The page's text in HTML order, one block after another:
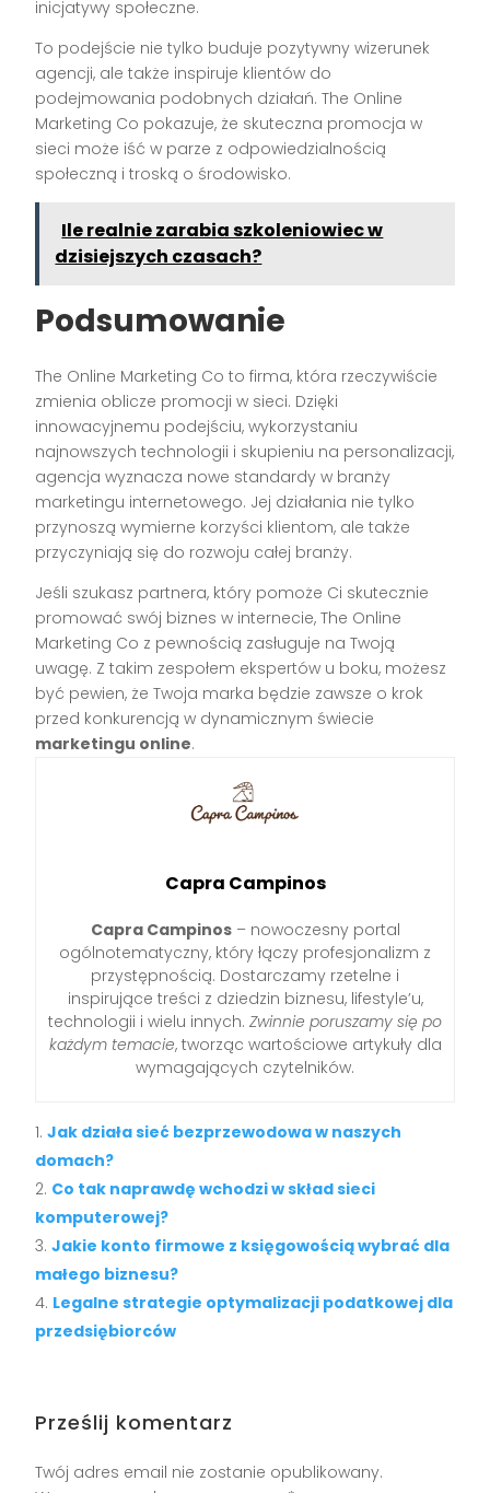
inicjatywy społeczne.
To podejście nie tylko buduje pozytywny wizerunek
agencji, ale także inspiruje klientów do
podejmowania podobnych działań. The Online
Marketing Co pokazuje, że skuteczna promocja w
sieci może iść w parze z odpowiedzialnością
społeczną i troską o środowisko.
Ile realnie zarabia szkoleniowiec w
dzisiejszych czasach?
Podsumowanie
The Online Marketing Co to firma, która rzeczywiście
zmienia oblicze promocji w sieci. Dzięki
innowacyjnemu podejściu, wykorzystaniu
najnowszych technologii i skupieniu na personalizacji,
agencja wyznacza nowe standardy w branży
marketingu internetowego. Jej działania nie tylko
przynoszą wymierne korzyści klientom, ale także
przyczyniają się do rozwoju całej branży.
Jeśli szukasz partnera, który pomoże Ci skutecznie
promować swój biznes w internecie, The Online
Marketing Co z pewnością zasługuje na Twoją
uwagę. Z takim zespołem ekspertów u boku, możesz
być pewien, że Twoja marka będzie zawsze o krok
przed konkurencją w dynamicznym świecie
marketingu online.
Capra Campinos
Capra Campinos– nowoczesny portal
ogólnotematyczny, który łączy profesjonalizm z
przystępnością. Dostarczamy rzetelne i
inspirujące treści z dziedzin biznesu, lifestyle’u,
technologii i wielu innych. Zwinnie poruszamy się po
każdym temacie, tworząc wartościowe artykuły dla
wymagających czytelników.
Jak działa sieć bezprzewodowa w naszych
domach?
Co tak naprawdę wchodzi w skład sieci
komputerowej?
Jakie konto firmowe z księgowością wybrać dla
małego biznesu?
Legalne strategie optymalizacji podatkowej dla
przedsiębiorców
Prześlij komentarz
Twój adres email nie zostanie opublikowany.